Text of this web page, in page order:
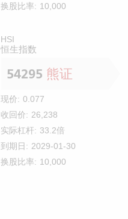
换股比率: 10,000
HSI
恒生指数
54295 熊证
现价: 0.077
收回价: 26,238
实际杠杆: 33.2倍
到期日: 2029-01-30
换股比率: 10,000